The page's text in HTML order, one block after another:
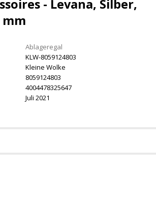
- Levana, Silber,
mm
Ablageregal
KLW-8059124803
Kleine Wolke
8059124803
4004478325647
Juli 2021